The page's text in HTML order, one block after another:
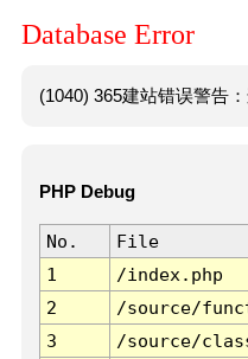
Database Error
(1040) 365建站错误警告
PHP Debug
No. File
1
/index.php
2
/source/
3
/source/